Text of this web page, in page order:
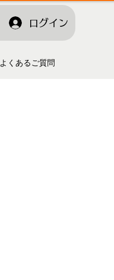
ログイン
よくあるご質問